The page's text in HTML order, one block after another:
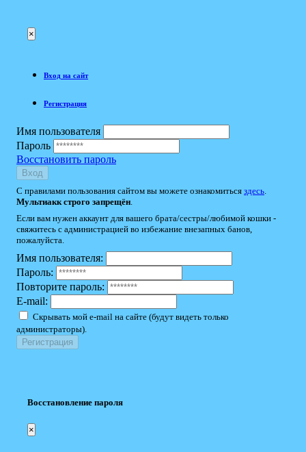
×
Вход на сайт
Регистрация
Имя пользователя
Пароль
Восстановить пароль
Вход
С правилами пользования сайтом вы можете ознакомиться здесь
Мультиакк строго запрещён
Если вам нужен аккаунт для вашего брата/сестры/любимой кошки -
свяжитесь с администрацией во избежание внезапных банов,
пожалуйста.
Имя пользователя:
Пароль:
Повторите пароль:
E-mail:
Скрывать мой e-mail на сайте (будут видеть только
администраторы).
Восстановление пароля
×